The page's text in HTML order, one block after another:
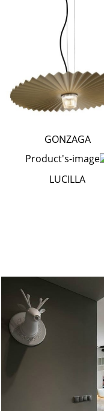
GONZAGA
LUCILLA